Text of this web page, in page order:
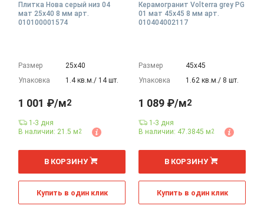
Плитка Нова серый низ 04
мат 25x40 8 мм арт.
010100001574
Размер
25х40
Упаковка
1.4 кв.м./ 14 шт.
1 001 ₽/м2
1-3 дня
В наличии: 21.5 м2
м
В КОРЗИНУ
Купить в один клик
Керамогранит Volterra grey PG
01 мат 45x45 8 мм арт.
010404002117
Размер
45х45
Упаковка
1.62 кв.м./ 8 шт.
1 089 ₽/м2
1-3 дня
В наличии: 47.3845 м2
м
В КОРЗИНУ
Купить в один клик